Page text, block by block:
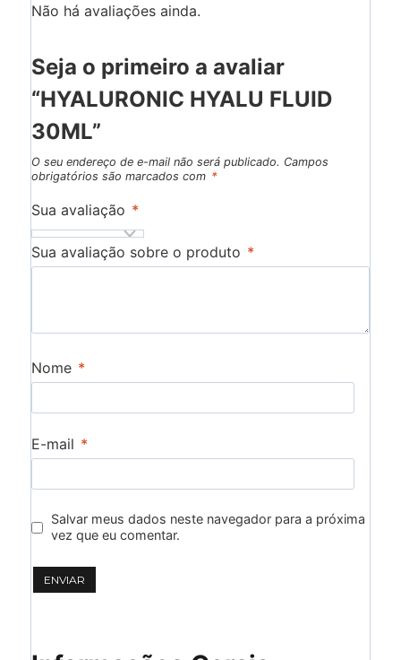
Não há avaliações ainda.
Seja o primeiro a avaliar
“HYALURONIC HYALU FLUID
30ML”
O seu endereço de e-mail não será publicado. Campos
obrigatórios são marcados com *
Sua avaliação *
Sua avaliação sobre o produto *
Nome *
E-mail *
Salvar meus dados neste navegador para a próxima
vez que eu comentar.